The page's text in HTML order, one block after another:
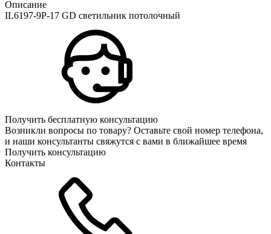
Описание
IL6197-9P-17 GD светильник потолочный
Получить бесплатную консультацию
Возникли вопросы по товару? Оставьте свой номер телефона,
и наши консультанты свяжутся с вами в ближайшее время
Получить консультацию
Контакты